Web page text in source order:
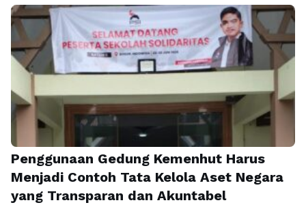
Penggunaan Gedung Kemenhut Harus
Menjadi Contoh Tata Kelola Aset Negara
yang Transparan dan Akuntabel